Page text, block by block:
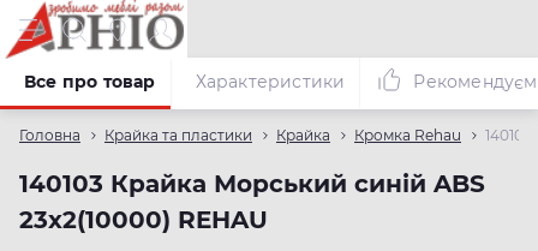
Головна Крайка та пластики Крайка Кромка Rehau
140103 Крайка Морський синій ABS
23х2(10000) REHAU
Все про товар Характеристики